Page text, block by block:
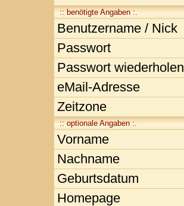
:: benötigte Angaben :.
Benutzername / Nick
Passwort
Passwort wiederholen
eMail-Adresse
Zeitzone
:: optionale Angaben :.
Vorname
Nachname
Geburtsdatum
Homepage